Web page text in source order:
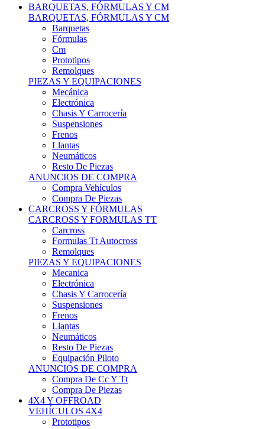
Resto De Piezas
ANUNCIOS DE COMPRA
Compra Vehículos
Compra De Piezas
CARCROSS Y FÓRMULAS
CARCROSS Y FORMULAS TT
Carcross
Formulas Tt Autocross
Remolques
PIEZAS Y EQUIPACIONES
Mecanica
Electrónica
Chasis Y Carrocería
Suspensiones
Frenos
Llantas
Neumáticos
Resto De Piezas
Equipación Piloto
ANUNCIOS DE COMPRA
Compra De Cc Y Tt
Compra De Piezas
4X4 Y OFFROAD
VEHÍCULOS 4X4
Prototipos
Venta De Side By Side
Quads Y Buggys
4x4 De Calle
PIEZAS PARA 4X4
Mecánica
Carrocería
Suspensiones
Llantas
Neumáticos
ANUNCIOS DE COMPRA
Compra De 4x4
Compra De Piezas
MOTOS
MOTOS
Motos De Circuito